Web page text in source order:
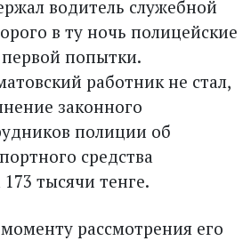
водитель служебной
в ту ночь полицейские
попытки.
работник не стал,
законного
полиции об
средства
тысячи тенге.
рассмотрения его